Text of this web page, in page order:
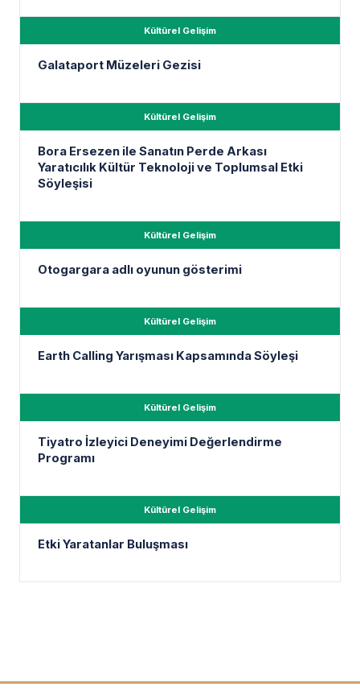
Kültürel Gelişim
Galataport Müzeleri Gezisi
Kültürel Gelişim
Bora Ersezen ile Sanatın Perde Arkası
Yaratıcılık Kültür Teknoloji ve Toplumsal Etki
Söyleşisi
Kültürel Gelişim
Otogargara adlı oyunun gösterimi
Kültürel Gelişim
Earth Calling Yarışması Kapsamında Söyleşi
Kültürel Gelişim
Tiyatro İzleyici Deneyimi Değerlendirme
Programı
Kültürel Gelişim
Etki Yaratanlar Buluşması